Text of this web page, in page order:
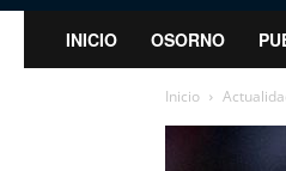
INICIO OSORNO
Inicio